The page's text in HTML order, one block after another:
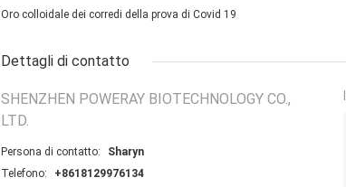
Oro colloidale dei corredi della prova di Covid 19
Dettagli di contatto
SHENZHEN POWERAY BIOTECHNOLOGY CO.,
LTD.
Persona di contatto:
Sharyn
Telefono:
+8618129976134